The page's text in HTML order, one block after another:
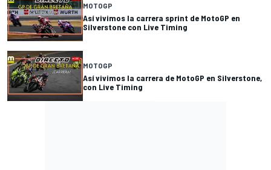
MOTOGP
Así vivimos la carrera sprint de MotoGP en
Silverstone con Live Timing
MOTOGP
Así vivimos la carrera de MotoGP en Silverstone,
con Live Timing